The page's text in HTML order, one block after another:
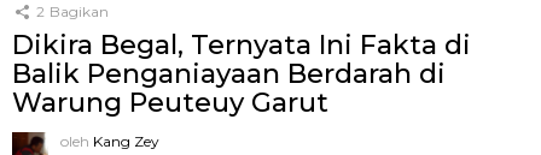
2 Bagikan
Dikira Begal, Ternyata Ini Fakta di
Balik Penganiayaan Berdarah di
Warung Peuteuy Garut
oleh Kang Zey